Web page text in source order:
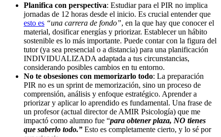
Planifica con perspectiva: Estudiar para el PIR no implica
jornadas de 12 horas desde el inicio. Es crucial entender que
esto es “una carrera de fondo”, en la que hay que conocer el
material, dosificar energías y priorizar. Establecer un hábito
sostenible es lo más importante. Puede contar con la figura del
tutor (ya sea presencial o a distancia) para una planificación
INDIVIDUALIZADA adaptada a tus circunstancias,
considerando posibles cambios en tu entorno.
No te obsesiones con memorizarlo todo: La preparación
PIR no es un sprint de memorización, sino un proceso de
comprensión, análisis y enfoque estratégico. Aprender a
priorizar y aplicar lo aprendido es fundamental. Una frase de
un profesor (actual director de AMIR Psicología) que me
impactó como alumno fue “para obtener plaza, NO tienes
que saberlo todo.” Esto es completamente cierto, y lo sé por